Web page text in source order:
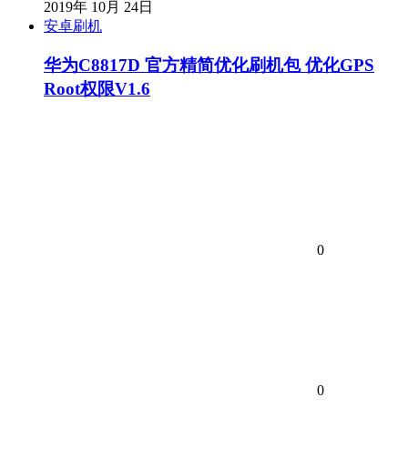
2019年 10月 24日
安卓刷机
华为C8817D 官方精简优化刷机包 优化GPS
Root权限V1.6
0
0